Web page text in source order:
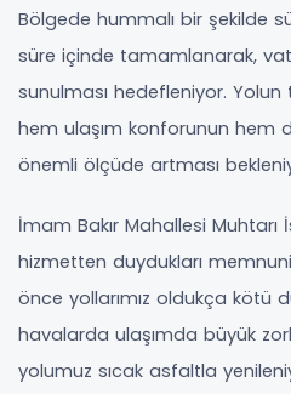
Bölgede hummalı bir şekilde
süre içinde tamamlanarak,
sunulması hedefleniyor.
hem ulaşım konforunun hem
önemli ölçüde artması
İmam Bakır Mahallesi Muhtarı
hizmetten duydukları
önce yollarımız oldukça kötü
havalarda ulaşımda büyük
yolumuz sıcak asfaltla